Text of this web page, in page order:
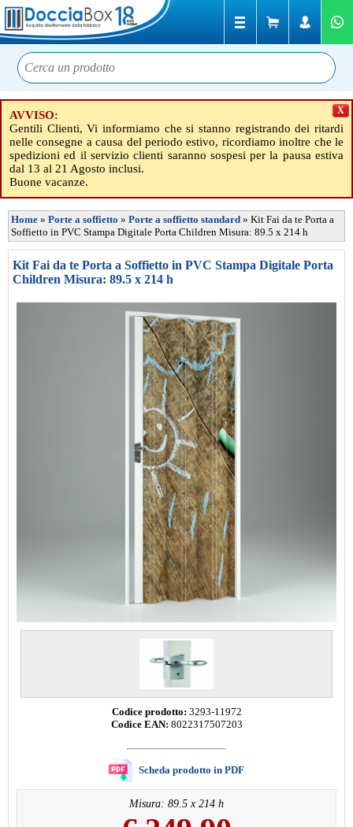
AVVISO:
Gentili Clienti, Vi informiamo che si stanno registrando dei ritardi
nelle consegne a causa del periodo estivo, ricordiamo inoltre che le
spedizioni ed il servizio clienti saranno sospesi per la pausa estiva
dal 13 al 21 Agosto inclusi.
Buone vacanze.
X
Home » Porte a soffietto » Porte a soffietto standard » Kit Fai da te Porta a
Soffietto in PVC Stampa Digitale Porta Children Misura: 89.5 x 214 h
Kit Fai da te Porta a Soffietto in PVC Stampa Digitale Porta
Children Misura: 89.5 x 214 h
Codice prodotto: 3293-11972
Codice EAN: 8022317507203
Scheda prodotto in PDF
Misura: 89.5 x 214 h